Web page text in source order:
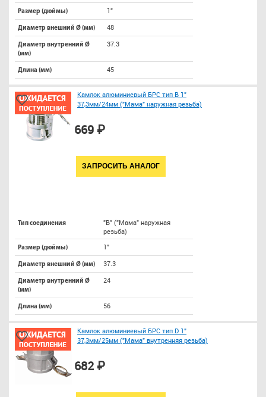
Размер (дюймы) 1"
Диаметр внешний Ø (мм) 48
Диаметр внутренний Ø
(мм)
37.3
Длина (мм) 45
Камлок алюминиевый БРС тип B 1"
37,3мм/24мм ("Мама" наружная резьба)
669 ₽
ЗАПРОСИТЬ АНАЛОГ
Тип соединения
"B" ("Мама" наружная
резьба)
Размер (дюймы) 1"
Диаметр внешний Ø (мм) 37.3
Диаметр внутренний Ø
(мм)
24
Длина (мм) 56
Камлок алюминиевый БРС тип D 1"
37,3мм/25мм ("Мама" внутренняя резьба)
682 ₽